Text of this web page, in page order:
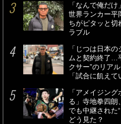
「なんで俺だ
世界ランカー平
ちがピタッと切
ラブル
「じつは日本
ムと契約終了…
クサー”のリア
「試合に飢えて
「アメイジン
る」寺地拳四
でも中継された
どう見た？